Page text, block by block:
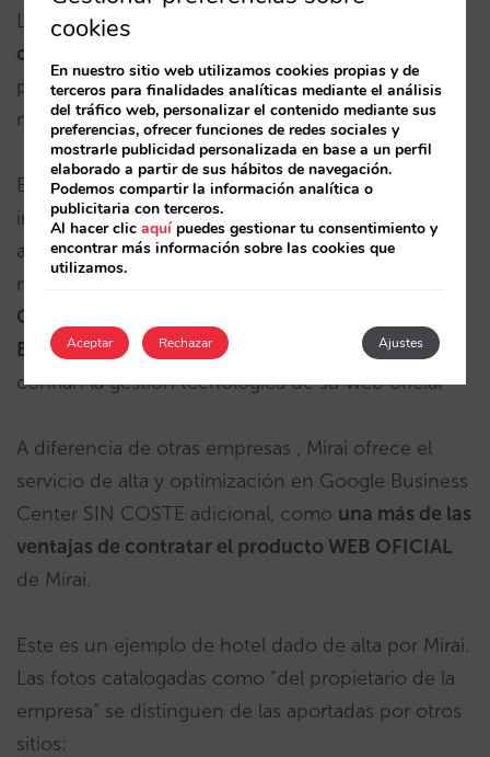
Local Business Center
considerable la visibilidad del hotel
plataformas de Google y, por tanto, consigue un
mayor número de visitas y reservas.
En Miraisomos expertosen optimizar esa
información y en convertirla en un reclamo
atractivo que llame la atención del máximo
número de visitantes y posibles clientes.
Gestionamos la correcta presencia en Local
Business Centera todos los hoteles que nos
confían la gestión tecnológica de su web oficial
A diferencia de otras empresas , Mirai ofrece el
servicio de alta y optimización en Google Business
Center SIN COSTE adicional, como una más de las
ventajas de contratar el producto WEB OFICIAL
de Mirai.
Este es un ejemplo de hotel dado de alta por Mirai.
Las fotos catalogadas como “del propietario de la
empresa” se distinguen de las aportadas por otros
sitios:
cookies
En nuestro sitio web utilizamos cookies propias y de
terceros para finalidades analíticas mediante el análisis
del tráfico web, personalizar el contenido mediante sus
preferencias, ofrecer funciones de redes sociales y
mostrarle publicidad personalizada en base a un perfil
elaborado a partir de sus hábitos de navegación.
Podemos compartir la información analítica o
publicitaria con terceros.
Al hacer clicaquípuedes gestionar tu consentimiento y
encontrar más información sobre las cookies que
utilizamos.
Aceptar Ajustes
Rechazar